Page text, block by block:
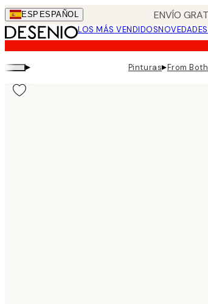
Skip
to
main
content.
ESP ESPAÑOL ENVÍO
LOS MÁS VENDIDOSNOVEDADES
▸ Pinturas▸From